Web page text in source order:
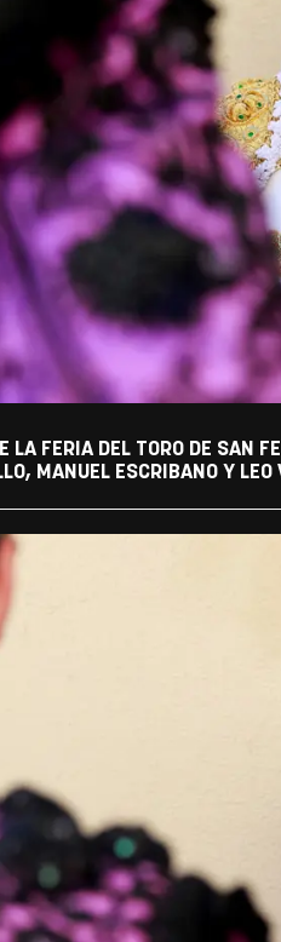
LA FERIA DEL TORO DE SAN
MANUEL ESCRIBANO Y LEO